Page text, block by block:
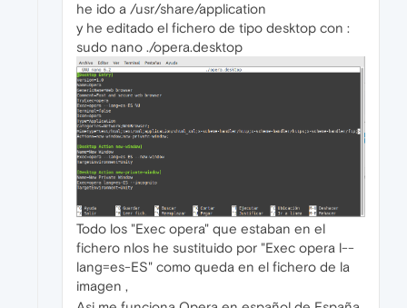
he ido a /usr/share/application
y he editado el fichero de tipo desktop con :
sudo nano ./opera.desktop
Todo los "Exec opera" que estaban en el
fichero nlos he sustituido por "Exec opera l--
lang=es-ES" como queda en el fichero de la
imagen ,